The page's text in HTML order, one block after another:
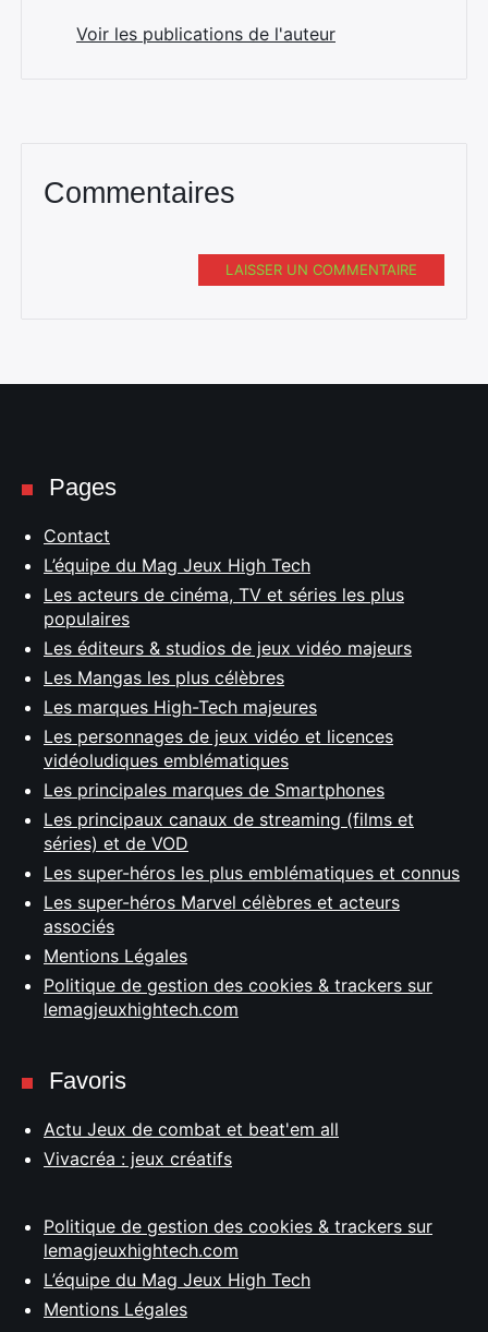
Voir les publications de l'auteur
Commentaires
LAISSER UN COMMENTAIRE
Pages
Contact
L’équipe du Mag Jeux High Tech
Les acteurs de cinéma, TV et séries les plus
populaires
Les éditeurs & studios de jeux vidéo majeurs
Les Mangas les plus célèbres
Les marques High-Tech majeures
Les personnages de jeux vidéo et licences
vidéoludiques emblématiques
Les principales marques de Smartphones
Les principaux canaux de streaming (films et
séries) et de VOD
Les super-héros les plus emblématiques et connus
Les super-héros Marvel célèbres et acteurs
associés
Mentions Légales
Politique de gestion des cookies & trackers sur
lemagjeuxhightech.com
Favoris
Actu Jeux de combat et beat'em all
Vivacréa : jeux créatifs
Politique de gestion des cookies & trackers sur
lemagjeuxhightech.com
L’équipe du Mag Jeux High Tech
Mentions Légales